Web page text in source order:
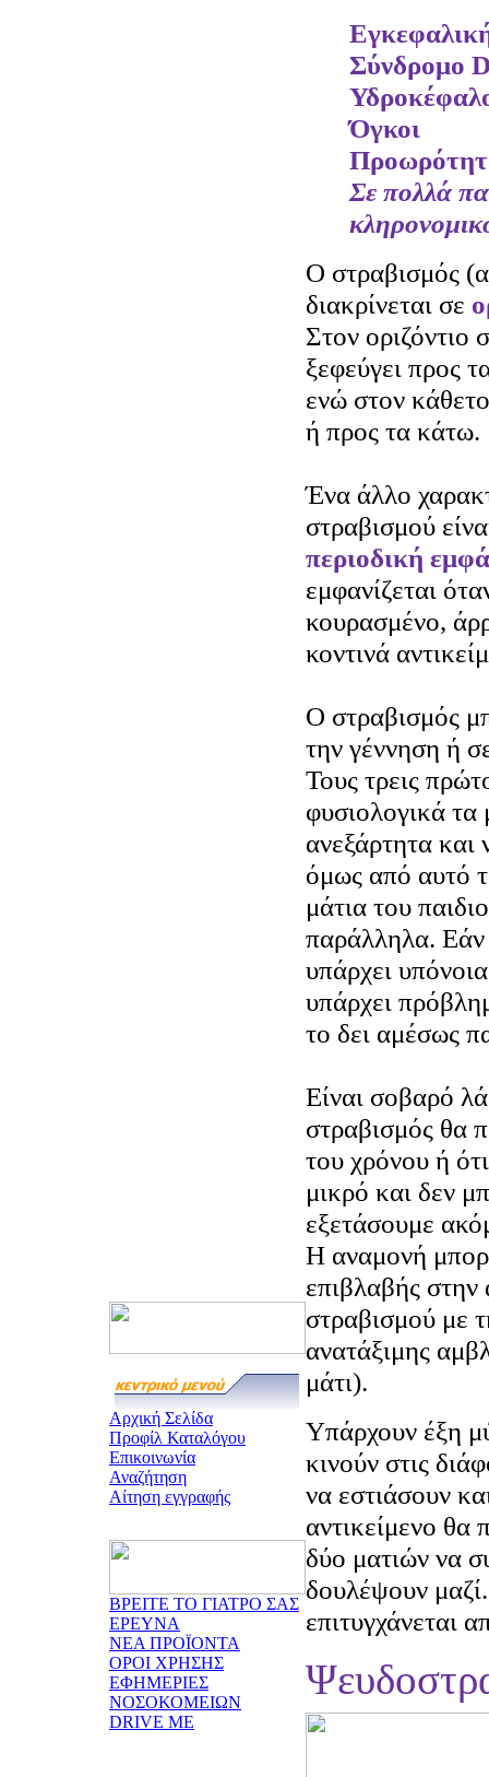
Αρχική Σελίδα
Προφίλ Καταλόγου
Επικοινωνία
Αναζήτηση
Αίτηση εγγραφής
ΒΡΕΙΤΕ ΤΟ ΓΙΑΤΡΟ ΣΑΣ
ΕΡΕΥΝΑ
ΝΕΑ ΠΡΟΪΟΝΤΑ
ΟΡΟΙ ΧΡΗΣΗΣ
ΕΦΗΜΕΡΙΕΣ
ΝΟΣΟΚΟΜΕΙΩΝ
DRIVE ME
Σύνδρομο
Όγκοι
Σε πολλά
Ο στραβισμός
διακρίνεται σε
Στον οριζόντιο
ξεφεύγει προς
ενώ στον
ή προς τα κάτω.
Ένα άλλο
στραβισμού
περιοδική
εμφανίζεται
κουρασμένο,
κοντινά
Ο στραβισμός
την γέννηση ή
Τους τρεις
φυσιολογικά τα
ανεξάρτητα
όμως από αυτό
μάτια του
παράλληλα.
υπάρχει
υπάρχει
το δει αμέσως
Είναι σοβαρό
στραβισμός θα
του χρόνου ή
μικρό και δεν
εξετάσουμε
Η αναμονή
επιβλαβής στην
στραβισμού με
ανατάξιμης
μάτι).
Υπάρχουν έξη
κινούν στις
να εστιάσουν
αντικείμενο θα
δύο ματιών να
δουλέψουν
επιτυγχάνεται